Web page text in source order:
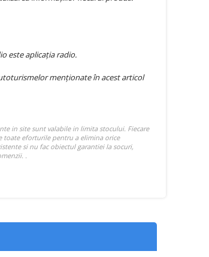
este aplicația radio.
menționate în acest articol